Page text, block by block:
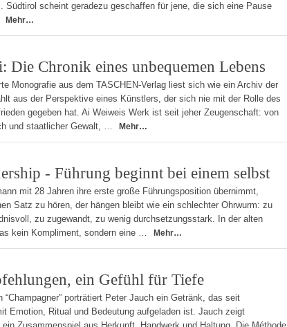
Südtirol scheint geradezu geschaffen für jene, die sich eine Pause
Mehr…
Die Chronik eines unbequemen Lebens
Monografie aus dem TASCHEN-Verlag liest sich wie ein Archiv der
aus der Perspektive eines Künstlers, der sich nie mit der Rolle des
gegeben hat. Ai Weiweis Werk ist seit jeher Zeugenschaft: von
und staatlicher Gewalt, …
Mehr…
- Führung beginnt bei einem selbst
mit 28 Jahren ihre erste große Führungsposition übernimmt,
Satz zu hören, der hängen bleibt wie ein schlechter Ohrwurm: zu
zu zugewandt, zu wenig durchsetzungsstark. In der alten
kein Kompliment, sondern eine …
Mehr…
ein Gefühl für Tiefe
“Champagner” porträtiert Peter Jauch ein Getränk, das seit
Emotion, Ritual und Bedeutung aufgeladen ist. Jauch zeigt